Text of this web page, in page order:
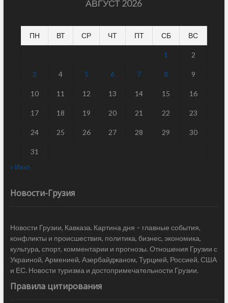
АВГУСТ 2026
ПН ВТ СР ЧТ ПТ СБ ВС
1 2
3 4 5 6 7 8 9
10 11 12 13 14 15 16
17 18 19 20 21 22 23
24 25 26 27 28 29 30
31
« Июл
Новости-Грузия
Новости Грузии, Кавказа. Картина дня – главные события,
конфликты и происшествия, политика, бизнес, экономика,
культура, спорт, комментарии и прогнозы. Отношения Грузии с
Украиной, Арменией, Азербайджаном, Турцией, Россией, США
и ЕС. Новости туризма и достопримечательности Грузии.
Правила цитирования